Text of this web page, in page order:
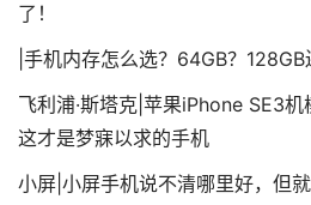
了！
|手机内存怎么选？64GB？128GB
飞利浦·斯塔克|苹果iPhone SE3机
这才是梦寐以求的手机
小屏|小屏手机说不清哪里好，但就